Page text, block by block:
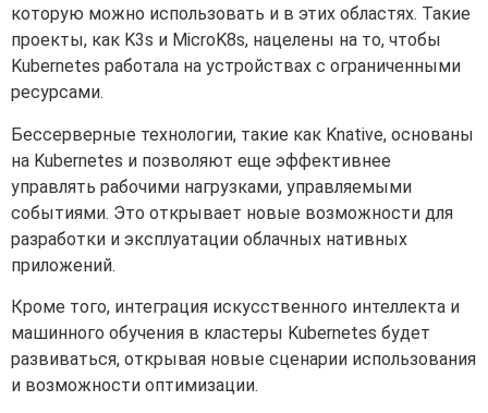
которую можно использовать и в этих областях. Такие
проекты, как K3s и MicroK8s, нацелены на то, чтобы
Kubernetes работала на устройствах с ограниченными
ресурсами.
Бессерверные технологии, такие как Knative, основаны
на Kubernetes и позволяют еще эффективнее
управлять рабочими нагрузками, управляемыми
событиями. Это открывает новые возможности для
разработки и эксплуатации облачных нативных
приложений.
Кроме того, интеграция искусственного интеллекта и
машинного обучения в кластеры Kubernetes будет
развиваться, открывая новые сценарии использования
и возможности оптимизации.